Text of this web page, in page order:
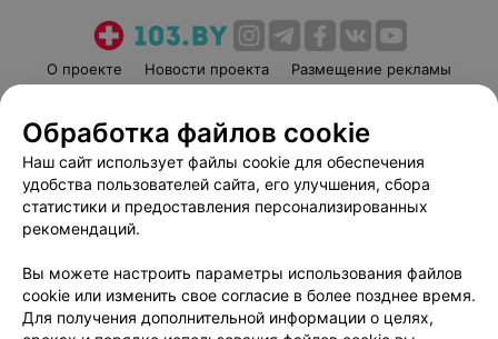
О проекте Новости проекта
Размещение рекламы
Пользовательское соглашение
Способы оплаты
Вакансии
Партнеры
Написать руководителю 103.by
Обработка персональных данных
Обработка файлов cookie
Наш сайт использует файлы cookie для обеспечения
удобства пользователей сайта, его улучшения, сбора
статистики и предоставления персонализированных
рекомендаций.
Вы можете настроить параметры использования файлов
cookie или изменить свое согласие в более позднее время.
Для получения дополнительной информации о целях,